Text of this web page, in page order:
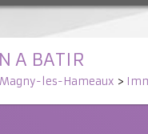
A BATIR
les-Hameaux >